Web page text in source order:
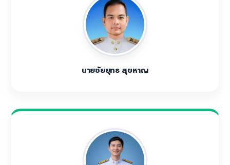
นายชัยยุทธ สุขหาญ